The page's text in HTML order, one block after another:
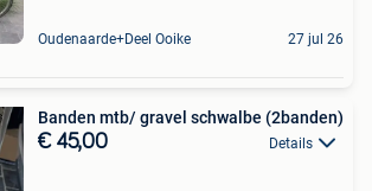
Oudenaarde+Deel Ooike 27 jul 26
Banden mtb/ gravel schwalbe (2banden)
€ 45,00 Details